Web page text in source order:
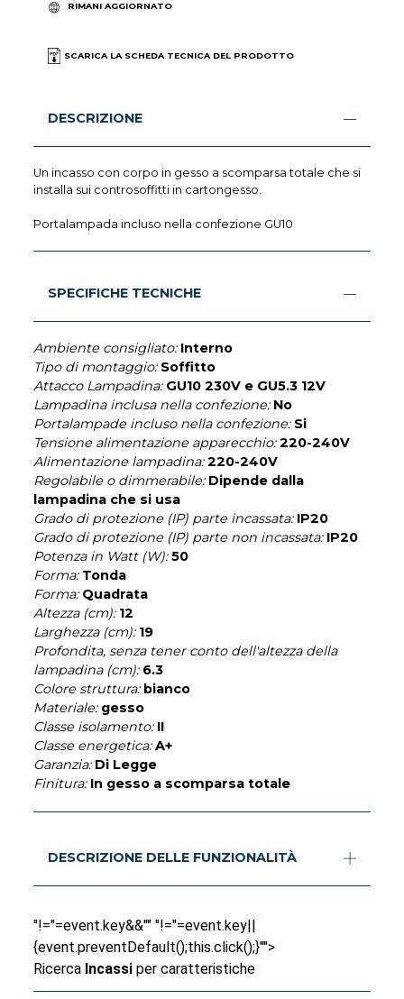
RIMANI AGGIORNATO
SCARICA LA SCHEDA TECNICA DEL PRODOTTO
DESCRIZIONE
Un incasso con corpo in gesso a scomparsa totale che si
installa sui controsoffitti in cartongesso.
Portalampada incluso nella confezione GU10
SPECIFICHE TECNICHE
Ambiente consigliato: Interno
Tipo di montaggio: Soffitto
Attacco Lampadina: GU10 230V e GU5.3 12V
Lampadina inclusa nella confezione: No
Portalampade incluso nella confezione: Si
Tensione alimentazione apparecchio: 220-240V
Alimentazione lampadina: 220-240V
Regolabile o dimmerabile: Dipende dalla
lampadina che si usa
Grado di protezione (IP) parte incassata: IP20
Grado di protezione (IP) parte non incassata: IP20
Potenza in Watt (W): 50
Forma: Tonda
Forma: Quadrata
Altezza (cm): 12
Larghezza (cm): 19
Profondita, senza tener conto dell'altezza della
lampadina (cm): 6.3
Colore struttura: bianco
Materiale: gesso
Classe isolamento: II
Classe energetica: A+
Garanzia: Di Legge
Finitura: In gesso a scomparsa totale
DESCRIZIONE DELLE FUNZIONALITÀ
"!="=event.key&&"" "!="=event.key||
{event.preventDefault();this.click();}"">
Ricerca Incassiper caratteristiche